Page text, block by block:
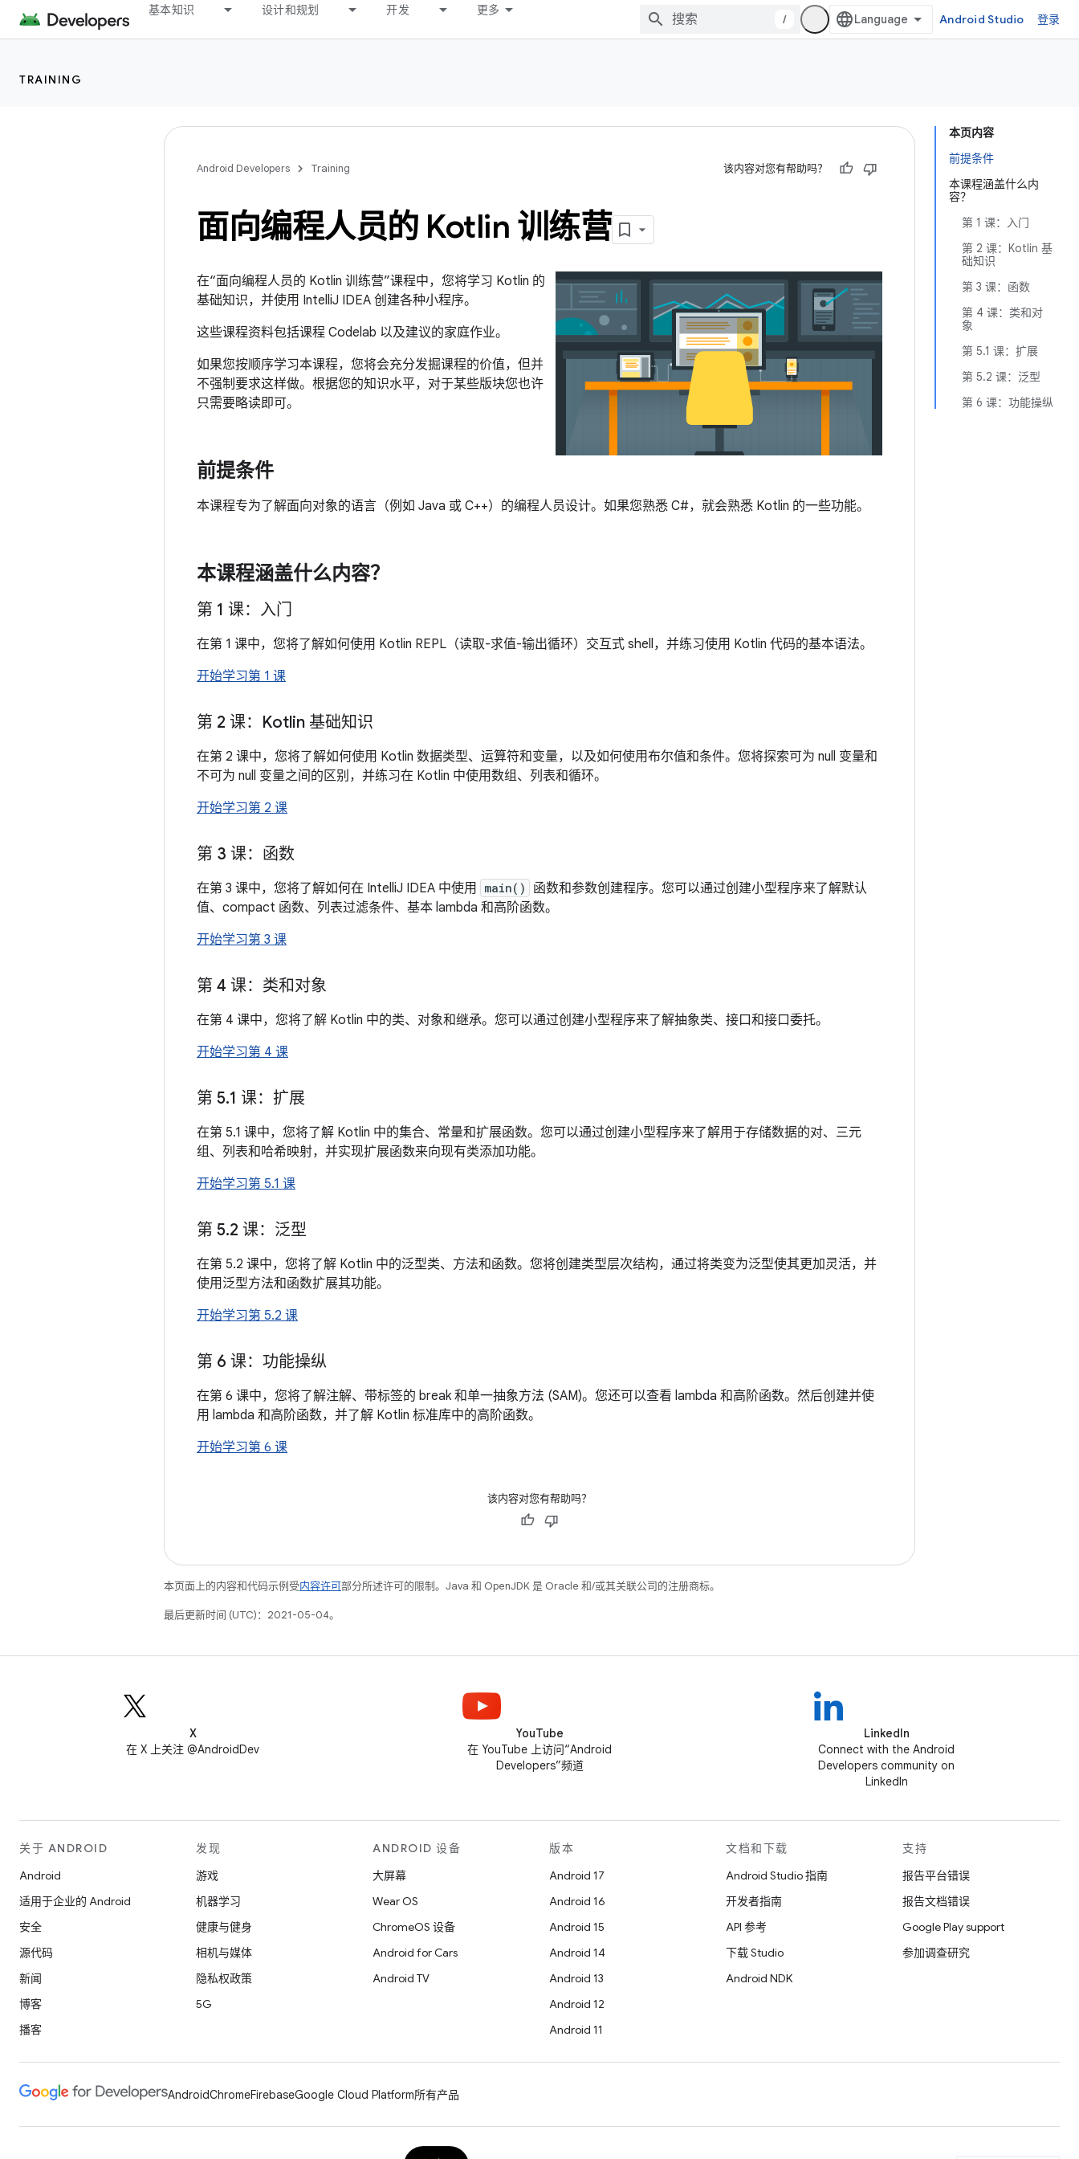
基本知识 设计和规划 开发 更多
/ Android Studio 登录
TRAINING
本页内容
前提条件
本课程涵盖什么内
容？
第 1 课：入门
第 2 课：Kotlin 基
础知识
第 3 课：函数
第 4 课：类和对
象
第 5.1 课：扩展
第 5.2 课：泛型
第 6 课：功能操纵
Android Developers Training 该内容对您有帮助吗？
面向编程人员的 Kotlin 训练营
在“面向编程人员的 Kotlin 训练营”课程中，您将学习 Kotlin 的
基础知识，并使用 IntelliJ IDEA 创建各种小程序。
这些课程资料包括课程 Codelab 以及建议的家庭作业。
如果您按顺序学习本课程，您将会充分发掘课程的价值，但并
不强制要求这样做。根据您的知识水平，对于某些版块您也许
只需要略读即可。
前提条件
本课程专为了解面向对象的语言（例如 Java 或 C++）的编程人员设计。如果您熟悉 C#，就会熟悉 Kotlin 的一些功能。
本课程涵盖什么内容？
第 1 课：入门
在第 1 课中，您将了解如何使用 Kotlin REPL（读取-求值-输出循环）交互式 shell，并练习使用 Kotlin 代码的基本语法。
开始学习第 1 课
第 2 课：Kotlin 基础知识
在第 2 课中，您将了解如何使用 Kotlin 数据类型、运算符和变量，以及如何使用布尔值和条件。您将探索可为 null 变量和
不可为 null 变量之间的区别，并练习在 Kotlin 中使用数组、列表和循环。
开始学习第 2 课
第 3 课：函数
在第 3 课中，您将了解如何在 IntelliJ IDEA 中使用 main()
函数和参数创建程序。您可以通过创建小型程序来了解默认
值、compact 函数、列表过滤条件、基本 lambda 和高阶函数。
开始学习第 3 课
第 4 课：类和对象
在第 4 课中，您将了解 Kotlin 中的类、对象和继承。您可以通过创建小型程序来了解抽象类、接口和接口委托。
开始学习第 4 课
第 5.1 课：扩展
在第 5.1 课中，您将了解 Kotlin 中的集合、常量和扩展函数。您可以通过创建小型程序来了解用于存储数据的对、三元
组、列表和哈希映射，并实现扩展函数来向现有类添加功能。
开始学习第 5.1 课
第 5.2 课：泛型
在第 5.2 课中，您将了解 Kotlin 中的泛型类、方法和函数。您将创建类型层次结构，通过将类变为泛型使其更加灵活，并
使用泛型方法和函数扩展其功能。
开始学习第 5.2 课
第 6 课：功能操纵
在第 6 课中，您将了解注解、带标签的 break 和单一抽象方法 (SAM)。您还可以查看 lambda 和高阶函数。然后创建并使
用 lambda 和高阶函数，并了解 Kotlin 标准库中的高阶函数。
开始学习第 6 课
该内容对您有帮助吗？
本页面上的内容和代码示例受内容许可部分所述许可的限制。Java 和 OpenJDK 是 Oracle 和/或其关联公司的注册商标。
最后更新时间 (UTC)：2021-05-04。
X
在 X 上关注 @AndroidDev
YouTube
在 YouTube 上访问“Android
Developers”频道
LinkedIn
Connect with the Android
Developers community on
LinkedIn
关于 ANDROID
Android
适用于企业的 Android
安全
源代码
新闻
博客
播客
发现
游戏
机器学习
健康与健身
相机与媒体
隐私权政策
5G
ANDROID 设备
大屏幕
Wear OS
ChromeOS 设备
Android for Cars
Android TV
版本
Android 17
Android 16
Android 15
Android 14
Android 13
Android 12
Android 11
文档和下载
Android Studio 指南
开发者指南
API 参考
下载 Studio
Android NDK
支持
报告平台错误
报告文档错误
Google Play support
参加调查研究
AndroidChromeFirebaseGoogle Cloud Platform所有产品